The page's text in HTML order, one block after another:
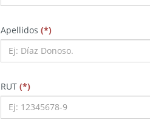
Apellidos(obligatorio
*obligatorio
)obligatorio
RUT(obligatorio
*obligatorio
)obligatorio